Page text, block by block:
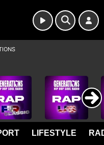
LIFESTYLE